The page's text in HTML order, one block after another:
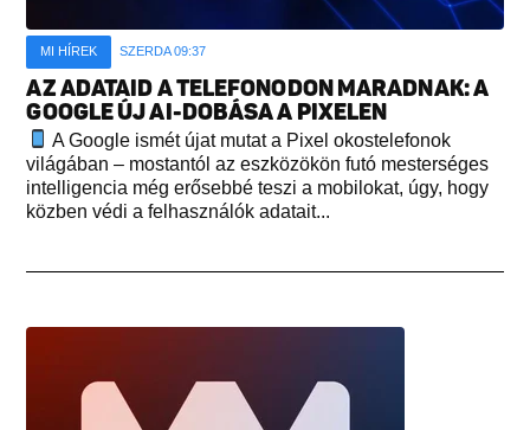
MI HÍREK SZERDA 09:37
AZ ADATAID A TELEFONODON MARADNAK: A
GOOGLE ÚJ AI-DOBÁSA A PIXELEN
A Google ismét újat mutat a Pixel okostelefonok
világában – mostantól az eszközökön futó mesterséges
intelligencia még erősebbé teszi a mobilokat, úgy, hogy
közben védi a felhasználók adatait...